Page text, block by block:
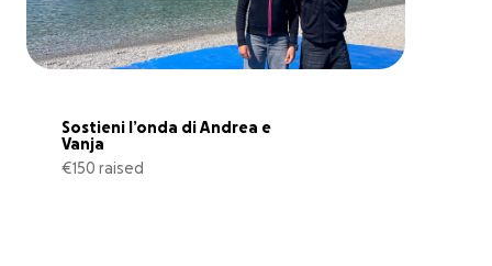
Sostieni l’onda di Andrea e
Vanja
€150 raised